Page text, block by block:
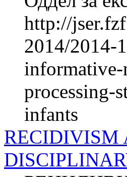
http://
2014/2014-
processing-
infants
RECIDIVISM